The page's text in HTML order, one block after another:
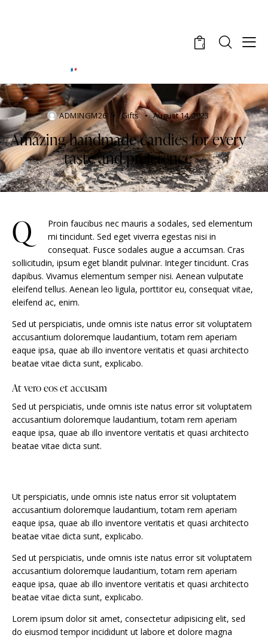
0
ADMINGM26 Gifts August 14, 2023
Amazing handmade candies for every
taste and preference
Q
Proin faucibus nec mauris a sodales, sed elementum
mi tincidunt. Sed eget viverra egestas nisi in
consequat. Fusce sodales augue a accumsan. Cras
sollicitudin, ipsum eget blandit pulvinar. Integer tincidunt. Cras
dapibus. Vivamus elementum semper nisi. Aenean vulputate
eleifend tellus. Aenean leo ligula, porttitor eu, consequat vitae,
eleifend ac, enim.
Sed ut perspiciatis, unde omnis iste natus error sit voluptatem
accusantium doloremque laudantium, totam rem aperiam
eaque ipsa, quae ab illo inventore veritatis et quasi architecto
beatae vitae dicta sunt, explicabo.
At vero eos et accusam
Sed ut perspiciatis, unde omnis iste natus error sit voluptatem
accusantium doloremque laudantium, totam rem aperiam
eaque ipsa, quae ab illo inventore veritatis et quasi architecto
beatae vitae dicta sunt.
Ut perspiciatis, unde omnis iste natus error sit voluptatem
accusantium doloremque laudantium, totam rem aperiam
eaque ipsa, quae ab illo inventore veritatis et quasi architecto
beatae vitae dicta sunt, explicabo.
Sed ut perspiciatis, unde omnis iste natus error sit voluptatem
accusantium doloremque laudantium, totam rem aperiam
eaque ipsa, quae ab illo inventore veritatis et quasi architecto
beatae vitae dicta sunt, explicabo.
Lorem ipsum dolor sit amet, consectetur adipisicing elit, sed
do eiusmod tempor incididunt ut labore et dolore magna